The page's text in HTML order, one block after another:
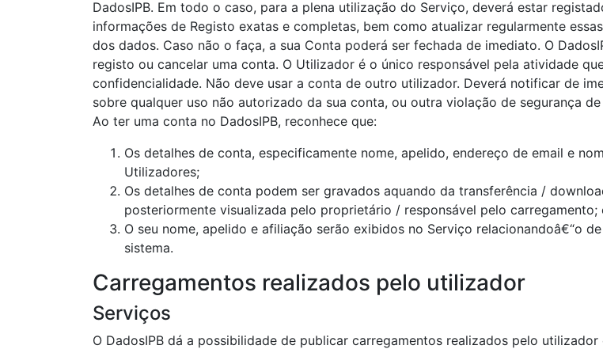
DadosIPB. Em todo o caso, para a plena utilização do Serviço, deverá estar
informações de Registo exatas e completas, bem como atualizar regularmente
dos dados. Caso não o faça, a sua Conta poderá ser fechada de imediato. O
registo ou cancelar uma conta. O Utilizador é o único responsável pela atividade
confidencialidade. Não deve usar a conta de outro utilizador. Deverá notificar de
sobre qualquer uso não autorizado da sua conta, ou outra violação de segurança
Ao ter uma conta no DadosIPB, reconhece que:
Os detalhes de conta, especificamente nome, apelido, endereço de email e
Utilizadores;
Os detalhes de conta podem ser gravados aquando da transferência /
posteriormente visualizada pelo proprietário / responsável pelo carregamento;
O seu nome, apelido e afiliação serão exibidos no Serviço relacionandoâ€“o
sistema.
Carregamentos realizados pelo utilizador
Serviços
O DadosIPB dá a possibilidade de publicar carregamentos realizados pelo